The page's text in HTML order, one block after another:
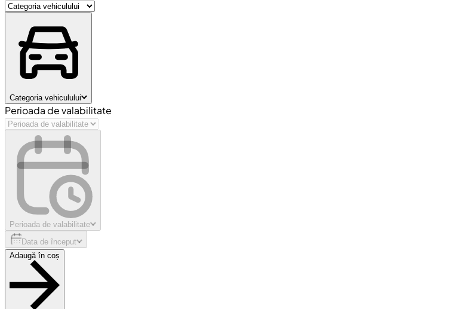
Categoria vehiculului
Perioada de valabilitate
Perioada de valabilitate
Data de început
Adaugă în coș